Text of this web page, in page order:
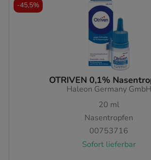
OTRIVEN 0,1%
Haleon Germany GmbH
20 ml
Nasentropfen
00753716
Sofort lieferbar
-45,5%